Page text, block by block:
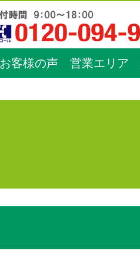
お客様の声 営業エリア